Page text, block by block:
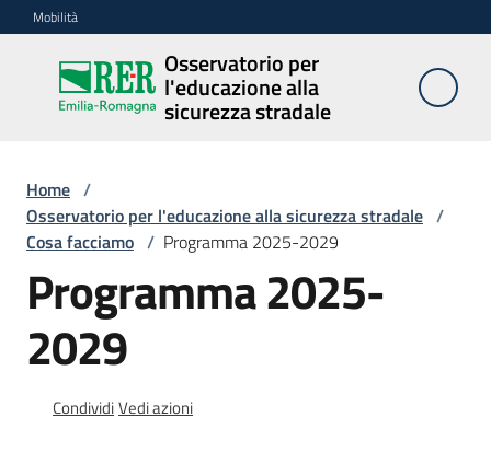
Vai al contenuto
Vai alla navigazione
Vai al footer
Mobilità
Osservatorio per
l'educazione alla
sicurezza stradale
Osservatorio
per
l'educazione
stradale
Cosa
facciamo
Home /
Osservatorio per l'educazione alla sicurezza stradale /
Cosa facciamo / Programma 2025-2029
Programma 2025-
2029
CondividiVedi azioni